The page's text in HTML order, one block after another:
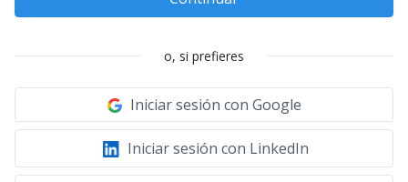
o, si prefieres
Iniciar sesión con Google
Iniciar sesión con LinkedIn